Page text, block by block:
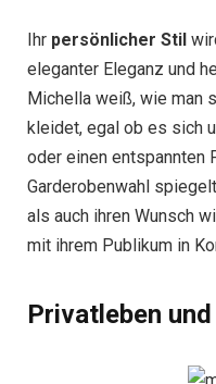
Ihr persönlicher Stil
eleganter Eleganz und
Michella weiß, wie man
kleidet, egal ob es sich
oder einen entspannten
Garderobenwahl
als auch ihren Wunsch
mit ihrem Publikum in
Privatleben